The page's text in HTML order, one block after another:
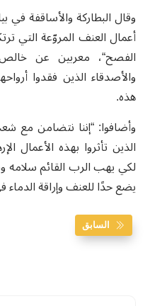
وقال البطاركة والأساقفة
أعمال العنف المروّعة التي
الفصح“، معربين عن خالص
والأصدقاء الذين فقدوا
هذه.
وأضافوا: “إننا نتضامن مع
الذين تأثروا بهذه الأعمال
لكي يهب الرب القائم سلامه
يضع حدًا للعنف وإراقة الدماء
السابق